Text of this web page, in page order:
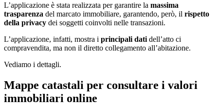
L’applicazione è stata realizzata per garantire la massima
trasparenza del marcato immobiliare, garantendo, però, il rispetto
della privacy dei soggetti coinvolti nelle transazioni.
L’applicazione, infatti, mostra i principali dati dell’atto ci
compravendita, ma non il diretto collegamento all’abitazione.
Vediamo i dettagli.
Mappe catastali per consultare i valori
immobiliari online